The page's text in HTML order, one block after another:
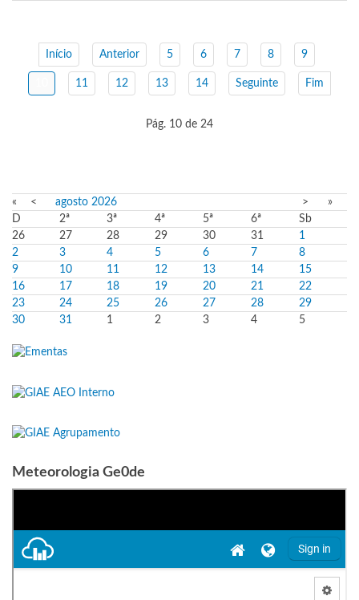
Início Anterior 5 6 7 8 9
11 12 13 14 Seguinte Fim
Pág. 10 de 24
« < agosto 2026 >
»
D
2ª 3ª 4ª 5ª 6ª
Sb
26
27 28 29 30 31
1
2
3 4 5 6 7
8
9
10 11 12 13 14
15
16
17 18 19 20 21
22
23
24 25 26 27 28
29
30
31 1 2 3 4 5
Meteorologia Ge0de